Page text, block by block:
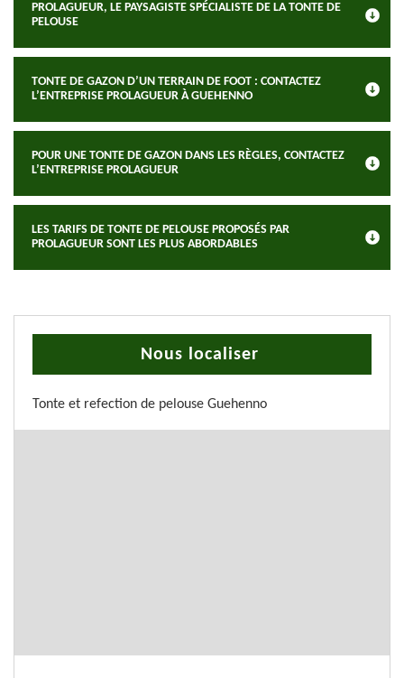
PROLAGUEUR, LE PAYSAGISTE SPÉCIALISTE DE LA TONTE DE
PELOUSE
TONTE DE GAZON D’UN TERRAIN DE FOOT : CONTACTEZ
L’ENTREPRISE PROLAGUEUR À GUEHENNO
POUR UNE TONTE DE GAZON DANS LES RÈGLES, CONTACTEZ
L’ENTREPRISE PROLAGUEUR
LES TARIFS DE TONTE DE PELOUSE PROPOSÉS PAR
PROLAGUEUR SONT LES PLUS ABORDABLES
Nous localiser
Tonte et refection de pelouse Guehenno